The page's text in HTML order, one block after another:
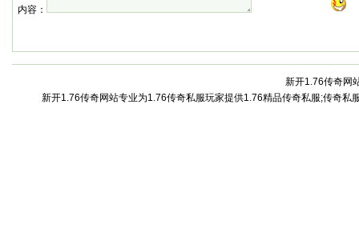
内容：
新开1.76传奇网
新开1.76传奇网站专业为1.76传奇私服玩家提供1.76精品传奇私服;传奇